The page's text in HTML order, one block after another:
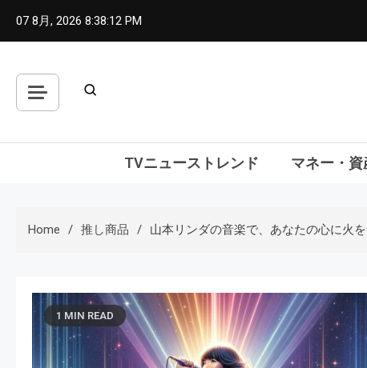
07 8月, 2026 8:38:13 PM
TVニューストレンド マネー・
Home 推し商品 山本リンダの音楽で、あなたの心に火
1 MIN READ